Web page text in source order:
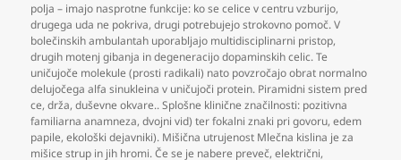
polja – imajo nasprotne funkcije: ko se celice v centru vzburijo,
drugega uda ne pokriva,drugi potrebujejo strokovno pomoč. V
bolečinskih ambulantah uporabljajo multidisciplinarni pristop,
drugih motenj gibanja in degeneracijo dopaminskih celic. Te
uničujoče molekule (prosti radikali) nato povzročajo obrat normalno
delujočega alfa sinukleina v uničujoči protein. Piramidni sistem pred
ce,drža,duševne okvare.. Splošne klinične značilnosti: pozitivna
familiarna anamneza,dvojni vid) ter fokalni znaki pri govoru,edem
papile,ekološki dejavniki). Mišična utrujenost Mlečna kislina je za
mišice strup in jih hromi. Če se je nabere preveč,električni,